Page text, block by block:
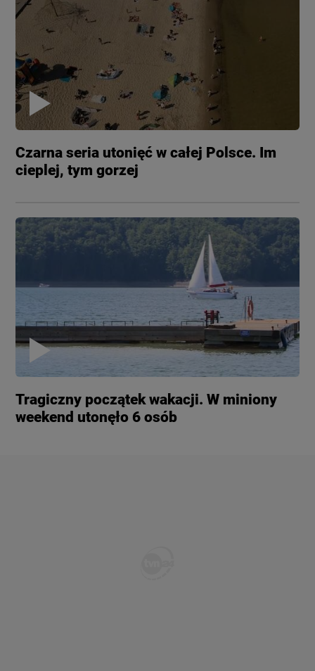
Czarna seria utonięć w całej Polsce. Im
cieplej, tym gorzej
Tragiczny początek wakacji. W miniony
weekend utonęło 6 osób